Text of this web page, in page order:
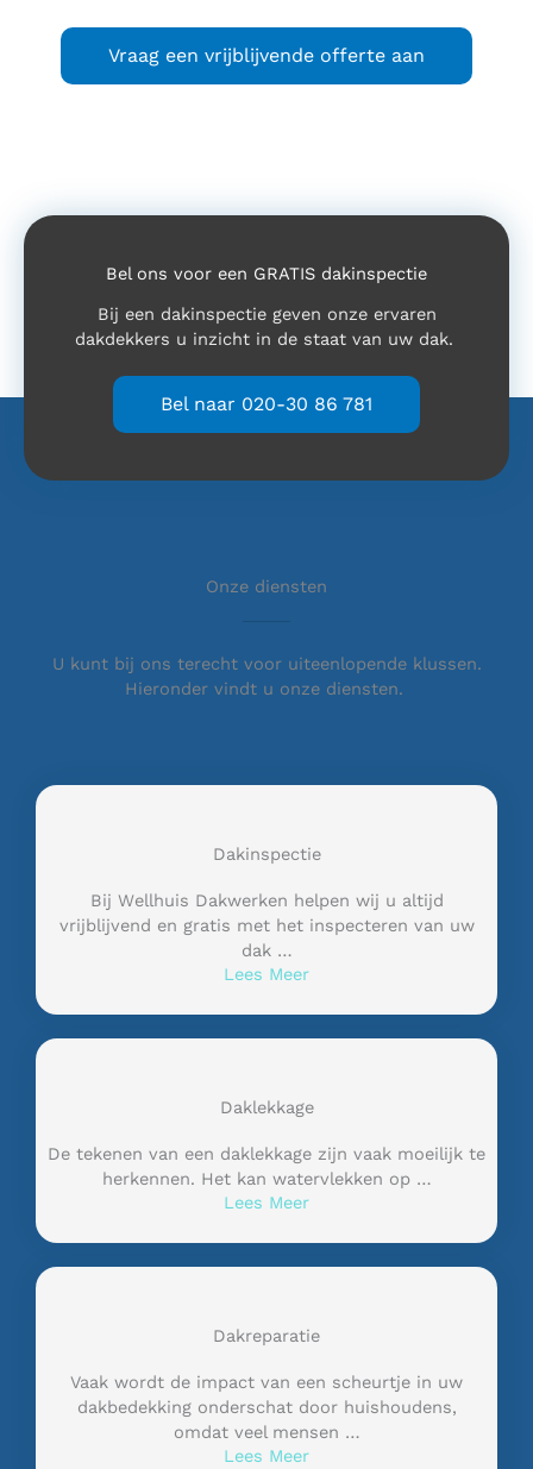
Vraag een vrijblijvende offerte aan
Bel ons voor een GRATIS dakinspectie
Bij een dakinspectie geven onze ervaren
dakdekkers u inzicht in de staat van uw dak.
Bel naar 020-30 86 781
Onze diensten
U kunt bij ons terecht voor uiteenlopende klussen.
Hieronder vindt u onze diensten.
Dakinspectie
Bij Wellhuis Dakwerken helpen wij u altijd
vrijblijvend en gratis met het inspecteren van uw
dak …
Lees Meer
Daklekkage
De tekenen van een daklekkage zijn vaak moeilijk te
herkennen. Het kan watervlekken op …
Lees Meer
Dakreparatie
Vaak wordt de impact van een scheurtje in uw
dakbedekking onderschat door huishoudens,
omdat veel mensen …
Lees Meer